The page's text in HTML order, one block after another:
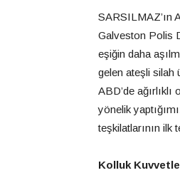
SARSILMAZ’ın
Galveston Polis
eşiğin daha
gelen ateşli silah
ABD’de
yönelik
teşkilatlarının ilk
Kolluk